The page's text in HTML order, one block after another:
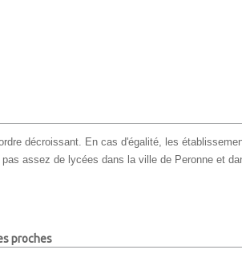
décroissant. En cas d'égalité, les
assez de lycées dans la ville de Peronne et
proches